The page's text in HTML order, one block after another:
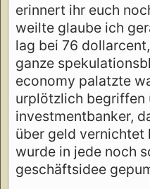
erinnert ihr euch
weilte glaube ich
lag bei 76
ganze
economy palatzte
urplötzlich begriffen
investmentbanker,
über geld vernichtet
wurde in jede noch
geschäftsidee